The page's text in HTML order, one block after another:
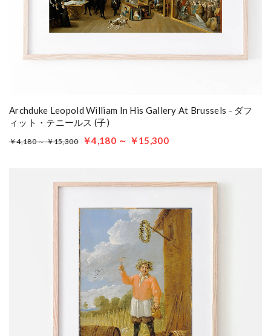
Archduke Leopold William In His Gallery At Brussels - ダフ
ィット・テニールス (子)
￥4,180 ～ ￥15,300 ￥4,180 ～ ￥15,300